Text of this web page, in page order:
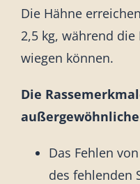
Die Hähne
2,5 kg, während
wiegen können.
Die
Das Fehlen
des fehlenden